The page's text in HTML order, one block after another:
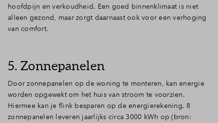
hoofdpijn en verkoudheid. Een goed binnenklimaat is niet
alleen gezond, maar zorgt daarnaast ook voor een verhoging
van comfort.
5. Zonnepanelen
Door zonnepanelen op de woning te monteren, kan energie
worden opgewekt om het huis van stroom te voorzien.
Hiermee kan je flink besparen op de energierekening. 8
zonnepanelen leveren jaarlijks circa 3000 kWh op (bron: